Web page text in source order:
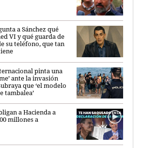
a Sánchez qué
VI y qué guarda de
su teléfono, que tan
pinta una
ante la invasión
que ‘el modelo
tambalea’
a Hacienda a
millones a